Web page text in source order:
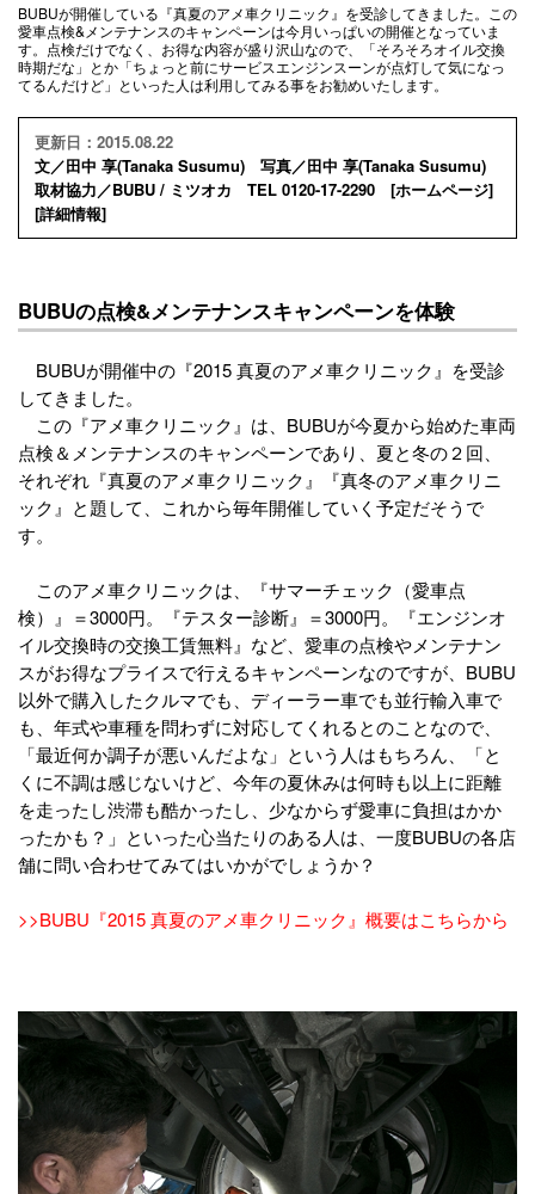
BUBUが開催している『真夏のアメ車クリニック』を受診してきました。この
愛車点検&メンテナンスのキャンペーンは今月いっぱいの開催となっていま
す。点検だけでなく、お得な内容が盛り沢山なので、「そろそろオイル交換
時期だな」とか「ちょっと前にサービスエンジンスーンが点灯して気になっ
てるんだけど」といった人は利用してみる事をお勧めいたします。
更新日：2015.08.22
文／田中 享(Tanaka Susumu) 写真／田中 享(Tanaka Susumu)
取材協力／BUBU / ミツオカ TEL 0120-17-2290 [ホームページ]
[詳細情報]
BUBUの点検&メンテナンスキャンペーンを体験
BUBUが開催中の『2015 真夏のアメ車クリニック』を受診
してきました。
この『アメ車クリニック』は、BUBUが今夏から始めた車両
点検＆メンテナンスのキャンペーンであり、夏と冬の２回、
それぞれ『真夏のアメ車クリニック』『真冬のアメ車クリニ
ック』と題して、これから毎年開催していく予定だそうで
す。
このアメ車クリニックは、『サマーチェック（愛車点
検）』＝3000円。『テスター診断』＝3000円。『エンジンオ
イル交換時の交換工賃無料』など、愛車の点検やメンテナン
スがお得なプライスで行えるキャンペーンなのですが、BUBU
以外で購入したクルマでも、ディーラー車でも並行輸入車で
も、年式や車種を問わずに対応してくれるとのことなので、
「最近何か調子が悪いんだよな」という人はもちろん、「と
くに不調は感じないけど、今年の夏休みは何時も以上に距離
を走ったし渋滞も酷かったし、少なからず愛車に負担はかか
ったかも？」といった心当たりのある人は、一度BUBUの各店
舗に問い合わせてみてはいかがでしょうか？
>>BUBU『2015 真夏のアメ車クリニック』概要はこちらから